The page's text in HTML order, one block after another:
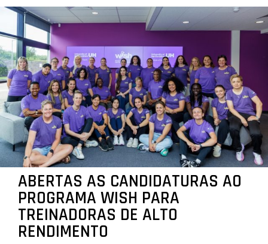
ABERTAS AS CANDIDATURAS AO
PROGRAMA WISH PARA
TREINADORAS DE ALTO
RENDIMENTO